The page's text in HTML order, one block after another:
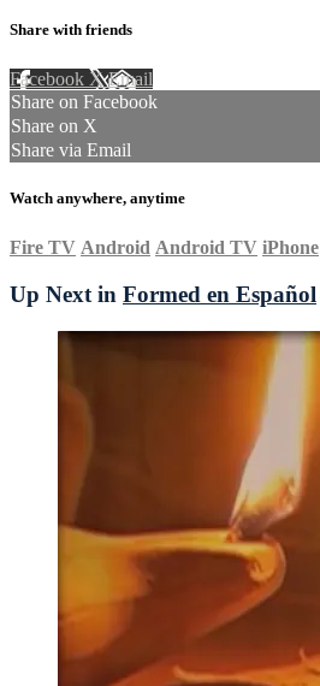
Share with friends
Facebook XEmail
Share on Facebook
Share on X
Share via Email
Watch anywhere, anytime
Fire TV Android Android TV iPhone
Up Next in Formed en Español